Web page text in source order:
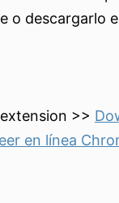
o descargarlo
>>
en línea